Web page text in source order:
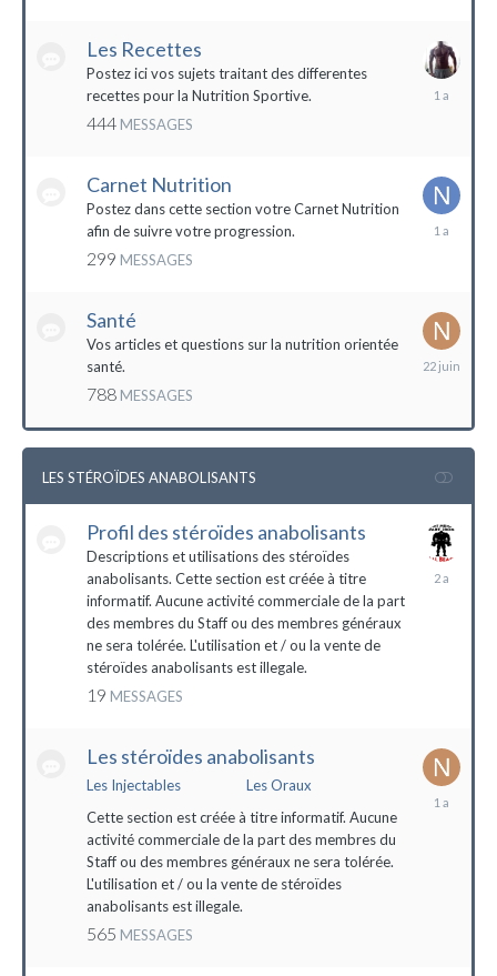
Les Recettes
Postez ici vos sujets traitant des differentes
recettes pour la Nutrition Sportive.
444 MESSAGES
Carnet Nutrition
Postez dans cette section votre Carnet Nutrition
afin de suivre votre progression.
299 MESSAGES
13
Santé
Vos articles et questions sur la nutrition orientée
santé.
788 MESSAGES
22
LES STÉROÏDES ANABOLISANTS
Profil des stéroïdes anabolisants
Descriptions et utilisations des stéroïdes
anabolisants. Cette section est créée à titre
informatif. Aucune activité commerciale de la part
des membres du Staff ou des membres généraux
ne sera tolérée. L'utilisation et / ou la vente de
stéroïdes anabolisants est illegale.
19 MESSAGES
26
Les stéroïdes anabolisants
Les Injectables
Les Oraux
Cette section est créée à titre informatif. Aucune
activité commerciale de la part des membres du
Staff ou des membres généraux ne sera tolérée.
L'utilisation et / ou la vente de stéroïdes
anabolisants est illegale.
565 MESSAGES